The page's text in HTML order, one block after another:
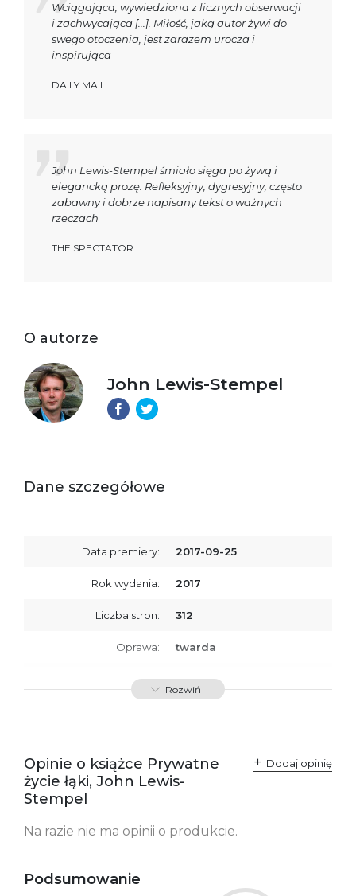
Wciągająca, wywiedziona z licznych obserwacji
i zachwycająca [...]. Miłość, jaką autor żywi do
swego otoczenia, jest zarazem urocza i
inspirująca
DAILY MAIL
John Lewis-Stempel śmiało sięga po żywą i
elegancką prozę. Refleksyjny, dygresyjny, często
zabawny i dobrze napisany tekst o ważnych
rzeczach
THE SPECTATOR
O autorze
John Lewis-Stempel
Dane szczegółowe
Data premiery: 2017-09-25
Rok wydania: 2017
Liczba stron: 312
Oprawa: twarda
ISBN 9788379767403
Rozwiń
Opinie o książce Prywatne
życie łąki, John Lewis-
Stempel
Dodaj opinię
Na razie nie ma opinii o produkcie.
Podsumowanie